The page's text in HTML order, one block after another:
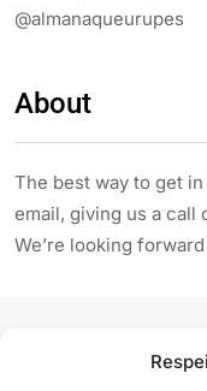
@almanaqueurupes
About
The best way to get
email, giving us a call
We’re looking